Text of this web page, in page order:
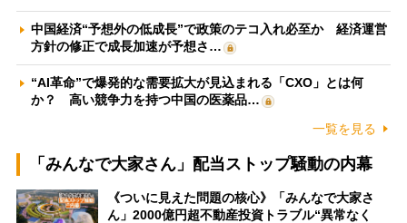
中国経済“予想外の低成長”で政策のテコ入れ必至か 経済運営
方針の修正で成長加速が予想さ…
“AI革命”で爆発的な需要拡大が見込まれる「CXO」とは何
か？ 高い競争力を持つ中国の医薬品…
一覧を見る
「みんなで大家さん」配当ストップ騒動の内幕
《ついに見えた問題の核心》「みんなで大家さ
ん」2000億円超不動産投資トラブル“異常なく